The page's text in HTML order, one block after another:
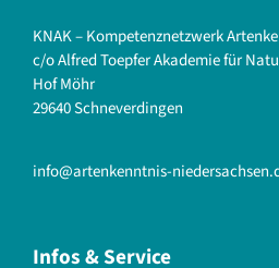
KNAK – Kompetenznetzwerk
c/o Alfred Toepfer Akademie für
Hof Möhr
29640 Schneverdingen
info@artenkenntnis-
Infos & Service